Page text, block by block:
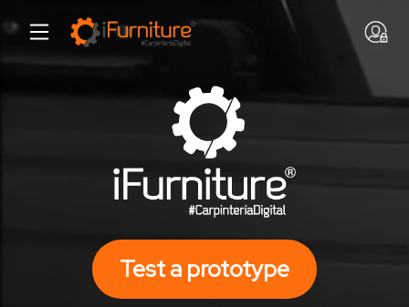
Test a prototype